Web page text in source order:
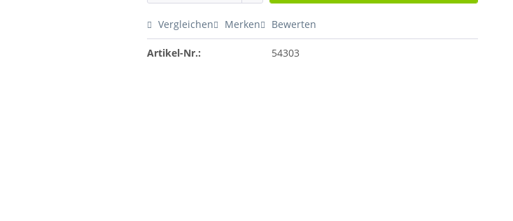
Vergleichen Merken Bewerten
Artikel-Nr.: 54303